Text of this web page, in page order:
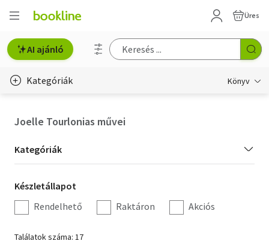
Üres
AI ajánló
Kategóriák Könyv
Hobbi, szabadidő
Irodalom
Művészet
Joelle Tourlonias művei
Kategória
szűrés
Kategóriák
Készletállapot
szűrés
Készletállapot
Rendelhető
Raktáron Akciós
Találatok száma: 17